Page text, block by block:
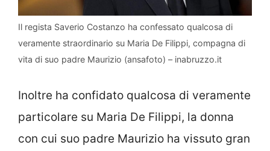
Il regista Saverio Costanzo ha confessato qualcosa di
veramente straordinario su Maria De Filippi, compagna di
vita di suo padre Maurizio (ansafoto) – inabruzzo.it
Inoltre ha confidato qualcosa di veramente
particolare su Maria De Filippi, la donna
con cui suo padre Maurizio ha vissuto gran